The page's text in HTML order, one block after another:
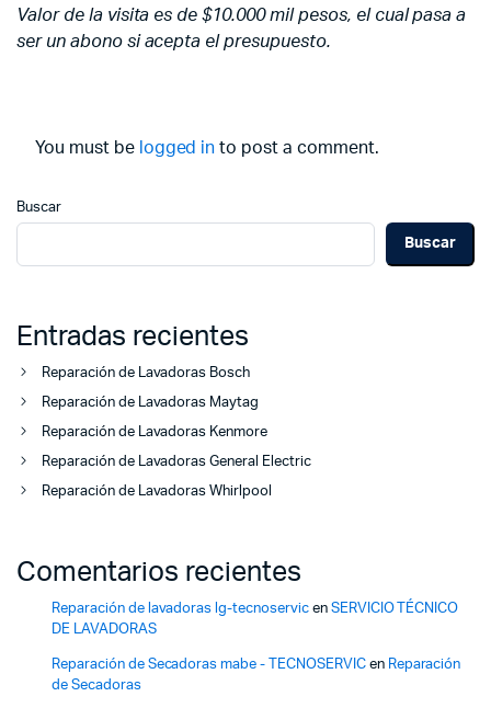
Valor de la visita es de $10.000 mil pesos, el cual pasa a
ser un abono si acepta el presupuesto.
You must be logged in to post a comment.
Buscar
Buscar
Entradas recientes
Reparación de Lavadoras Bosch
Reparación de Lavadoras Maytag
Reparación de Lavadoras Kenmore
Reparación de Lavadoras General Electric
Reparación de Lavadoras Whirlpool
Comentarios recientes
Reparación de lavadoras lg-tecnoservicen SERVICIO TÉCNICO
DE LAVADORAS
Reparación de Secadoras mabe - TECNOSERVICen Reparación
de Secadoras